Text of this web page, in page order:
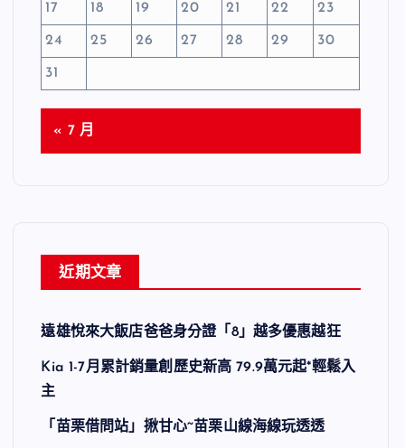
17 18 19 20 21 22 23
24 25 26 27 28 29 30
31
« 7 月
近期文章
遠雄悅來大飯店爸爸身分證「8」越多優惠越狂
Kia 1-7月累計銷量創歷史新高 79.9萬元起*輕鬆入
主
「苗栗借問站」揪甘心~苗栗山線海線玩透透